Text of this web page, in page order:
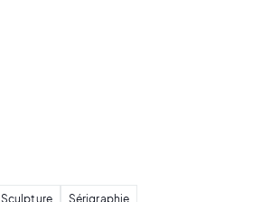
Sculpture Sérigraphie